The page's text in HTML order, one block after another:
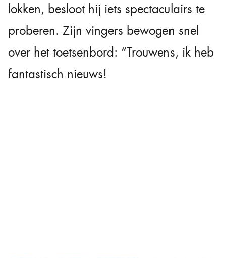
lokken, besloot hij iets spectaculairs te
proberen. Zijn vingers bewogen snel
over het toetsenbord: “Trouwens, ik heb
fantastisch nieuws!